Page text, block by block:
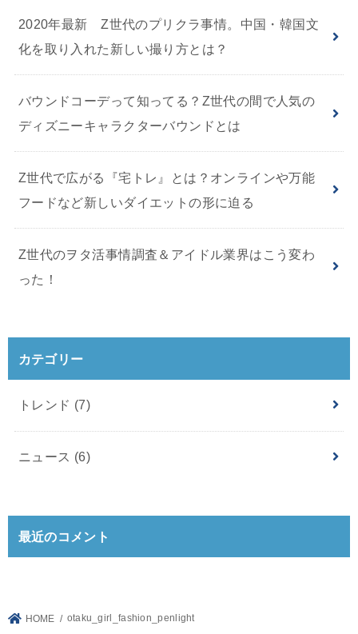
2020年最新 Z世代のプリクラ事情。中国・韓国文
化を取り入れた新しい撮り方とは？
バウンドコーデって知ってる？Z世代の間で人気の
ディズニーキャラクターバウンドとは
Z世代で広がる『宅トレ』とは？オンラインや万能
フードなど新しいダイエットの形に迫る
Z世代のヲタ活事情調査＆アイドル業界はこう変わ
った！
カテゴリー
トレンド (7)
ニュース (6)
最近のコメント
HOME otaku_girl_fashion_penlight